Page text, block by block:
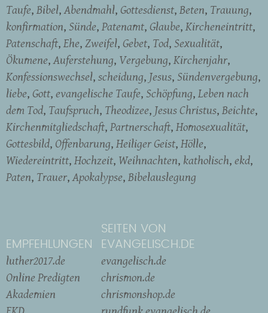
Taufe Bibel Abendmahl Gottesdienst Beten Trauung
konfirmation Sünde Patenamt Glaube Kircheneintritt
Patenschaft Ehe Zweifel Gebet Tod Sexualität
Ökumene Auferstehung Vergebung Kirchenjahr
Konfessionswechsel scheidung Jesus Sündenvergebung
liebe Gott evangelische Taufe Schöpfung Leben nach
dem Tod Taufspruch Theodizee Jesus Christus Beichte
Kirchenmitgliedschaft Partnerschaft Homosexualität
Gottesbild Offenbarung Heiliger Geist Hölle
Wiedereintritt Hochzeit Weihnachten katholisch ekd
Paten Trauer Apokalypse Bibelauslegung
EMPFEHLUNGEN
luther2017.de
Online Predigten
Akademien
SEITEN VON
EVANGELISCH.DE
evangelisch.de
chrismon.de
chrismonshop.de